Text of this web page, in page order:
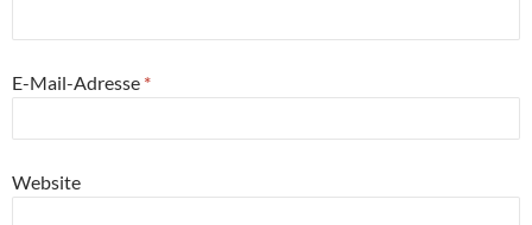
E-Mail-Adresse *
Website